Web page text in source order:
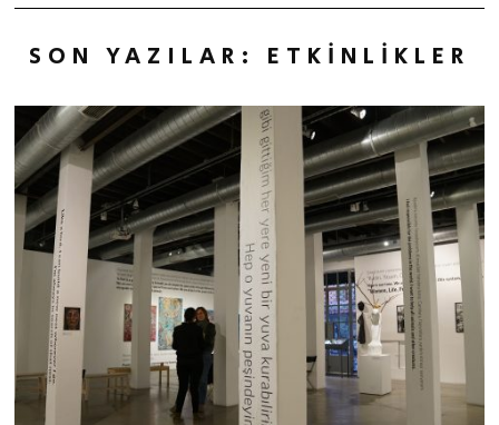
SON YAZILAR: ETKINLIKLER